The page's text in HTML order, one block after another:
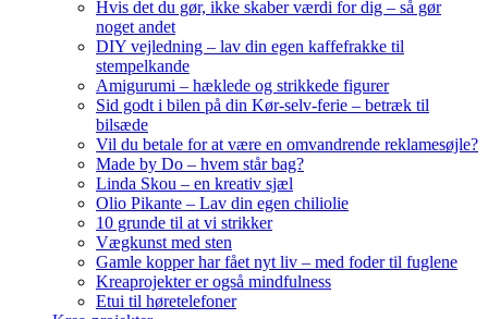
Hvis det du gør, ikke skaber værdi for dig – så gør
noget andet
DIY vejledning – lav din egen kaffefrakke til
stempelkande
Amigurumi – hæklede og strikkede figurer
Sid godt i bilen på din Kør-selv-ferie – betræk til
bilsæde
Vil du betale for at være en omvandrende reklamesøjle?
Made by Do – hvem står bag?
Linda Skou – en kreativ sjæl
Olio Pikante – Lav din egen chiliolie
10 grunde til at vi strikker
Vægkunst med sten
Gamle kopper har fået nyt liv – med foder til fuglene
Kreaprojekter er også mindfulness
Etui til høretelefoner